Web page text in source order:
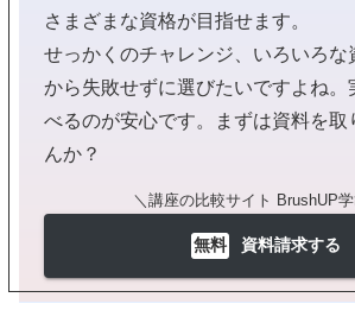
さまざまな資格が目指せます。
せっかくのチャレンジ、いろいろな
から失敗せずに選びたいですよね。
べるのが安心です。まずは資料を取
んか？
＼講座の比較サイト BrushUP
無料 資料請求する